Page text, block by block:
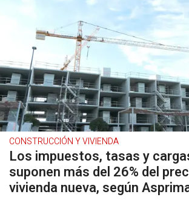
CONSTRUCCIÓN Y VIVIENDA
Los impuestos, tasas y
suponen más del 26% del
vivienda nueva, según